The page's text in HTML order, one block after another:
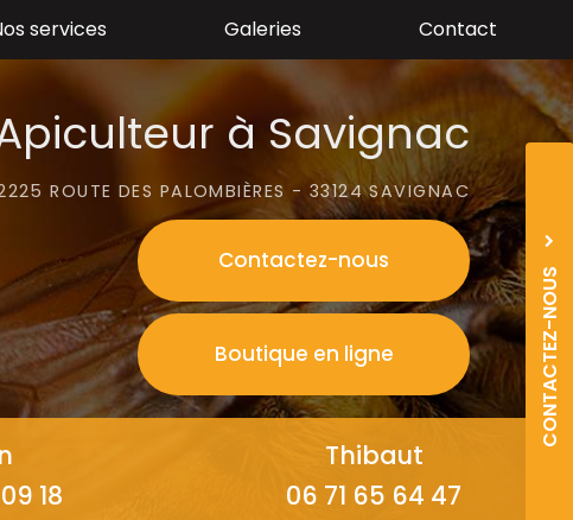
services Galeries Contact
à Savignac
ROUTE DES PALOMBIÈRES - 33124 SAVIGNAC
Contactez-nous
Boutique en ligne
18
Thibaut
06 71 65 64 47
CONTACTEZ-NOUS